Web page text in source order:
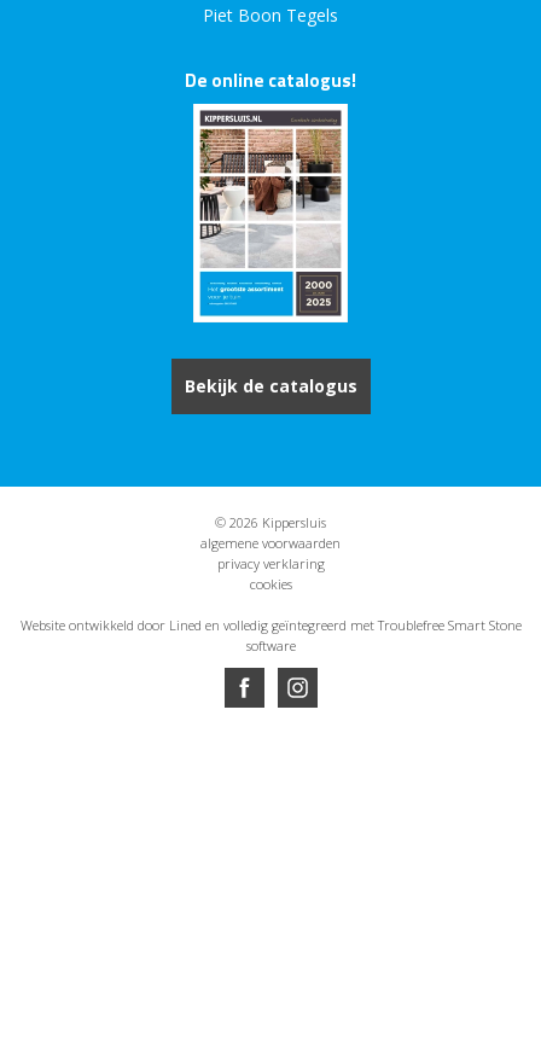
Piet Boon Tegels
De online catalogus!
Bekijk de catalogus
© 2026 Kippersluis
algemene voorwaarden
privacy verklaring
cookies
Website ontwikkeld door Lined en volledig geïntegreerd met Troublefree Smart Stone
software